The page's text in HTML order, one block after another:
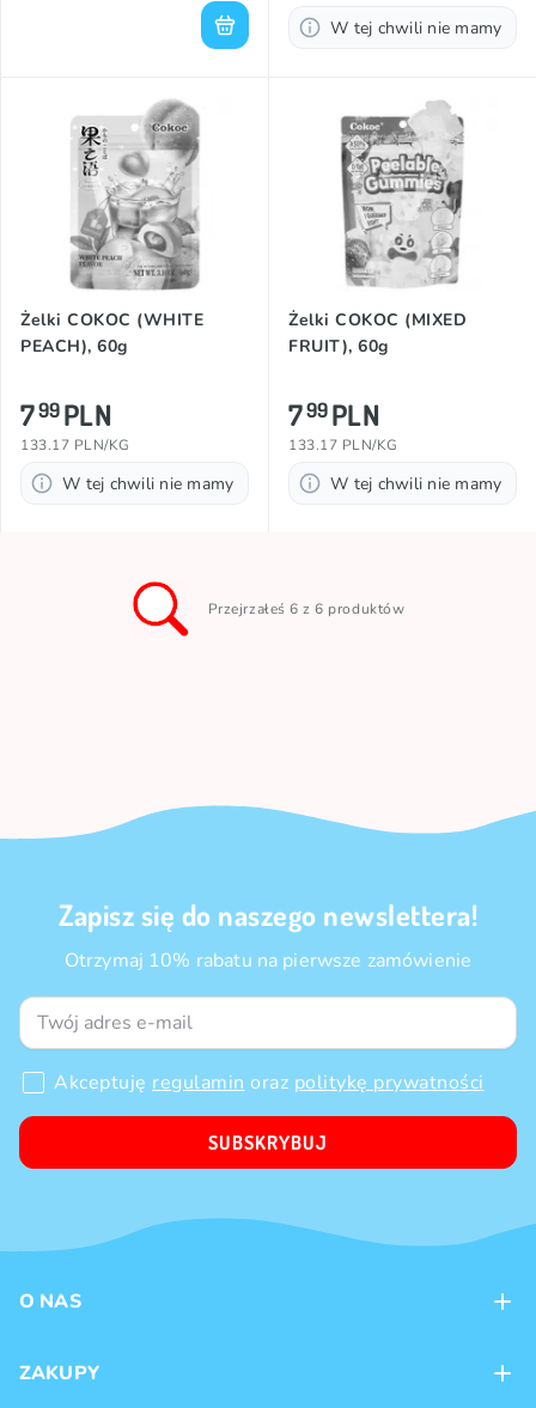
W tej chwili nie mamy
Żelki COKOC (WHITE
PEACH), 60g
799PLN
133.17 PLN/KG
W tej chwili nie mamy
Żelki COKOC (MIXED
FRUIT), 60g
799PLN
133.17 PLN/KG
W tej chwili nie mamy
Przejrzałeś 6 z 6 produktów
Zapisz się do naszego newslettera!
Otrzymaj 10% rabatu na pierwsze zamówienie
Akceptuję regulamin oraz politykę prywatności
SUBSKRYBUJ
O NAS
Sklepy
ZAKUPY